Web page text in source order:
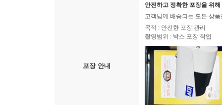
포장 안내
안전하고 정확한 포장을 위
고객님께 배송되는 모든 상
목적 : 안전한 포장 관리
촬영범위 : 박스 포장 작업